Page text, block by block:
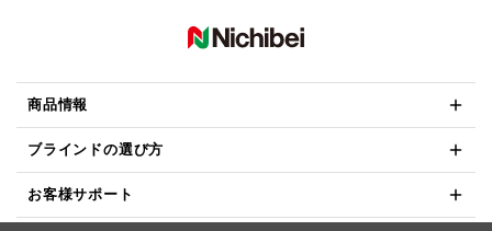
商品情報
ブラインドの選び方
お客様サポート